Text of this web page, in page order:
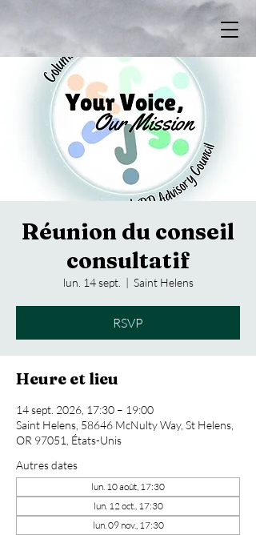
Réunion du conseil
consultatif
lun. 14 sept.
  |
Saint Helens
RSVP
Heure et lieu
14 sept. 2026, 17:30 – 19:00
Saint Helens, 58646 McNulty Way, St Helens,
OR 97051, États-Unis
Autres dates
lun. 10 août, 17:30
lun. 12 oct., 17:30
lun. 09 nov., 17:30